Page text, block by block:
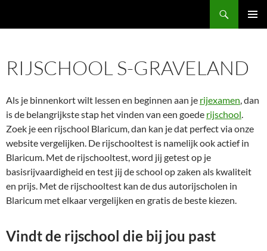
RIJSCHOOL S-GRAVELAND
Als je binnenkort wilt lessen en beginnen aan je rijexamen, dan
is de belangrijkste stap het vinden van een goede rijschool.
Zoek je een rijschool Blaricum, dan kan je dat perfect via onze
website vergelijken. De rijschooltest is namelijk ook actief in
Blaricum. Met de rijschooltest, word jij getest op je
basisrijvaardigheid en test jij de school op zaken als kwaliteit
en prijs. Met de rijschooltest kan de dus autorijscholen in
Blaricum met elkaar vergelijken en gratis de beste kiezen.
Vindt de rijschool die bij jou past